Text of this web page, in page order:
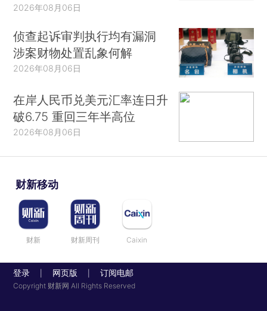
2026年08月06日
侦查起诉审判执行均有漏洞
涉案财物处置乱象何解
2026年08月06日
在岸人民币兑美元汇率连日升
破6.75 重回三年半高位
2026年08月06日
财新移动
财新 财新周刊 Caixin
登录 网页版 订阅电邮
Copyright 财新网 All Rights Reserved